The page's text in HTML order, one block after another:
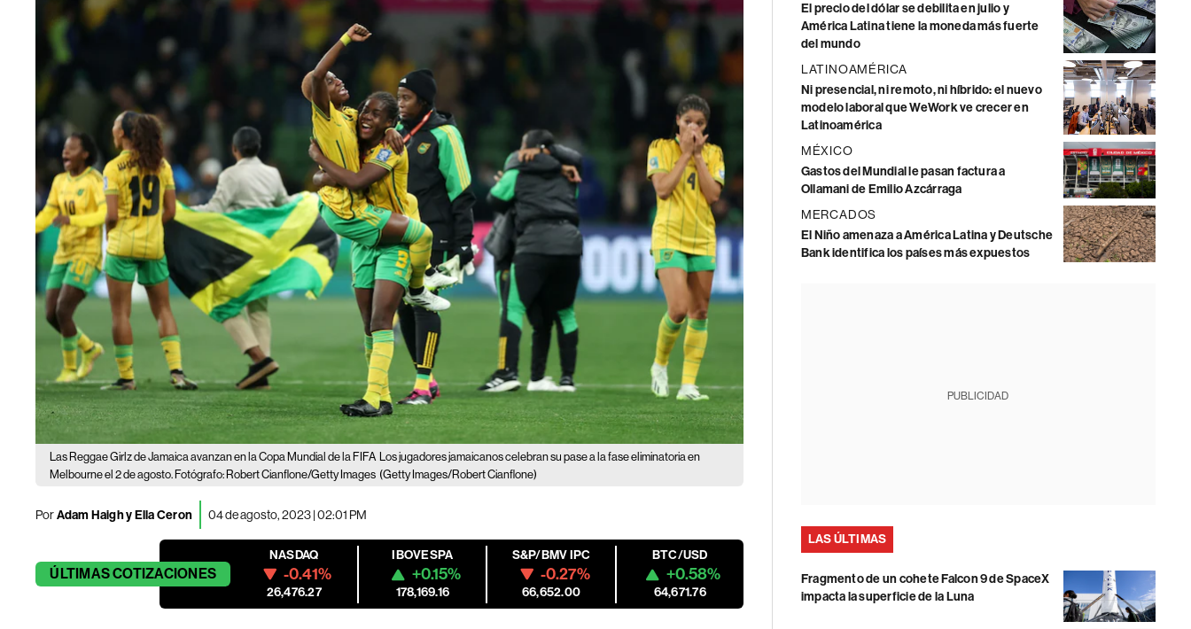
Las Reggae Girlz de Jamaica avanzan en la Copa Mundial de la FIFA Los jugadores jamaicanos celebran su pase a la fase eliminatoria en
Melbourne el 2 de agosto. Fotógrafo: Robert Cianflone/Getty Images (Getty Images/Robert Cianflone)
PorAdam Haigh y Ella Ceron 04 de agosto, 2023 | 02:01 PM
ÚLTIMASCOTIZACIONES
NASDAQ
-0.41%
26,476.27
IBOVESPA
+0.15%
178,169.16
S&P/BMV IPC
-0.27%
66,652.00
BTC/USD
+0.58%
64,671.76
El precio del dólar se debilita en julio y
América Latina tiene la moneda más fuerte
del mundo
LATINOAMÉRICA
Ni presencial, ni remoto, ni híbrido: el nuevo
modelo laboral que WeWork ve crecer en
Latinoamérica
MÉXICO
Gastos del Mundial le pasan factura a
Ollamani de Emilio Azcárraga
MERCADOS
El Niño amenaza a América Latina y Deutsche
Bank identifica los países más expuestos
PUBLICIDAD
LAS ÚLTIMAS
Fragmento de un cohete Falcon 9 de SpaceX
impacta la superficie de la Luna